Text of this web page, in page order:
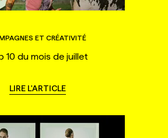
ET CRÉATIVITÉ
10 du mois de juillet
LIRE L'ARTICLE